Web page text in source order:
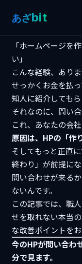
あざbit
「ホームページを
い」
こんな経験、あり
せっかくお金を払っ
知人に紹介しても
それなのに、問い
これ、あなたの会
原因は、HPの「作
そしてもっと正直
終わり」が前提にな
問い合わせが来る
ないんです。
この記事では、職
せを取れない本当
な改善ポイントをお
今のHPが問い合わ
分で見ます。